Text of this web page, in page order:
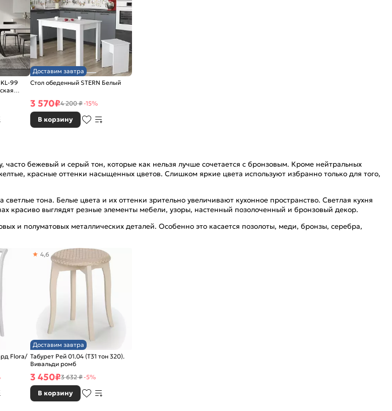
KL-99
Доставим завтра
Cтол обеденный STERN Белый
3 570₽4 200 ₽-15%
В корзину
бежевый и серый тон, которые как нельзя лучше сочетается с бронзовым. Кроме нейтральных
красные оттенки насыщенных цветов. Слишком яркие цвета используют избранно только для того,
тона. Белые цвета и их оттенки зрительно увеличивают кухонное пространство. Светлая кухня
красиво выглядят резные элементы мебели, узоры, настенный позолоченный и бронзовый декор.
и полуматовых металлических деталей. Особенно это касается позолоты, меди, бронзы, серебра,
Flora/
Доставим завтра
Табурет Рей 01.04 (Т31 тон 320).
Вивальди ромб
4,6
3 450₽3 632 ₽-5%
В корзину